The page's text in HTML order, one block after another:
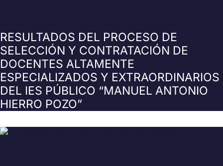
RESULTADOS DEL PROCESO DE
SELECCIÓN Y CONTRATACIÓN DE
DOCENTES ALTAMENTE
ESPECIALIZADOS Y EXTRAORDINARIOS
DEL IES PÚBLICO “MANUEL ANTONIO
HIERRO POZO”